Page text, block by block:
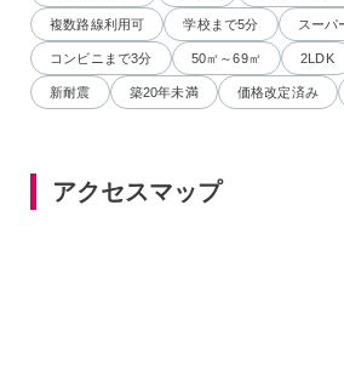
複数路線利用可 学校まで5分 スーパ
コンビニまで3分 50㎡～69㎡ 2LDK
新耐震 築20年未満 価格改定済み
アクセスマップ